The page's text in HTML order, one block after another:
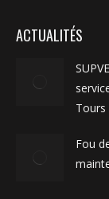
ACTUALITÉS
Fou